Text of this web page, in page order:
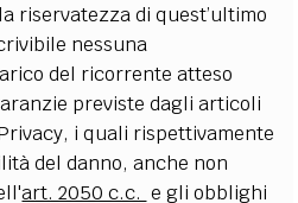
riservatezza di quest’ultimo
nessuna
del ricorrente atteso
previste dagli articoli
i quali rispettivamente
del danno, anche non
art. 2050 c.c. e gli obblighi